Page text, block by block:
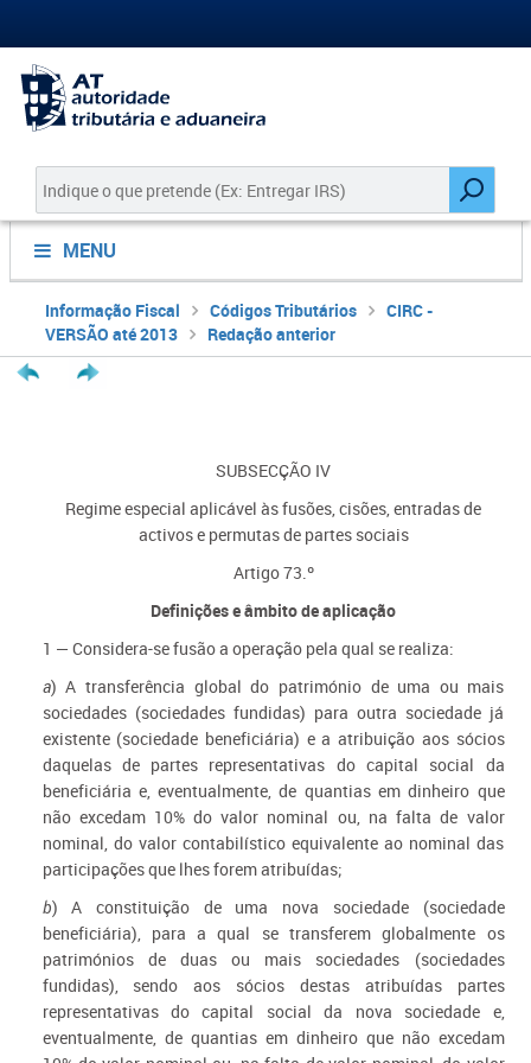
MENU
Informação Fiscal Códigos Tributários
CIRC -
VERSÃO até 2013
Redação anterior
SUBSECÇÃO IV
Regime especial aplicável às fusões, cisões, entradas de
activos e permutas de partes sociais
Artigo 73.º
Definições e âmbito de aplicação
1 — Considera-se fusão a operação pela qual se realiza:
a) A transferência global do património de uma ou mais
sociedades (sociedades fundidas) para outra sociedade já
existente (sociedade beneficiária) e a atribuição aos sócios
daquelas de partes representativas do capital social da
beneficiária e, eventualmente, de quantias em dinheiro que
não excedam 10% do valor nominal ou, na falta de valor
nominal, do valor contabilístico equivalente ao nominal das
participações que lhes forem atribuídas;
b) A constituição de uma nova sociedade (sociedade
beneficiária), para a qual se transferem globalmente os
patrimónios de duas ou mais sociedades (sociedades
fundidas), sendo aos sócios destas atribuídas partes
representativas do capital social da nova sociedade e,
eventualmente, de quantias em dinheiro que não excedam